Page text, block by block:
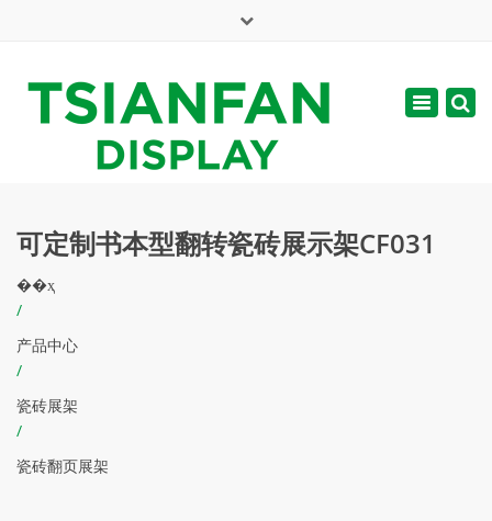
周一 - 周六: 7:00 - 17:00
Toggle
可定制书本型翻转瓷砖展示架CF031
��ҳ
/
产品中心
/
瓷砖展架
/
瓷砖翻页展架